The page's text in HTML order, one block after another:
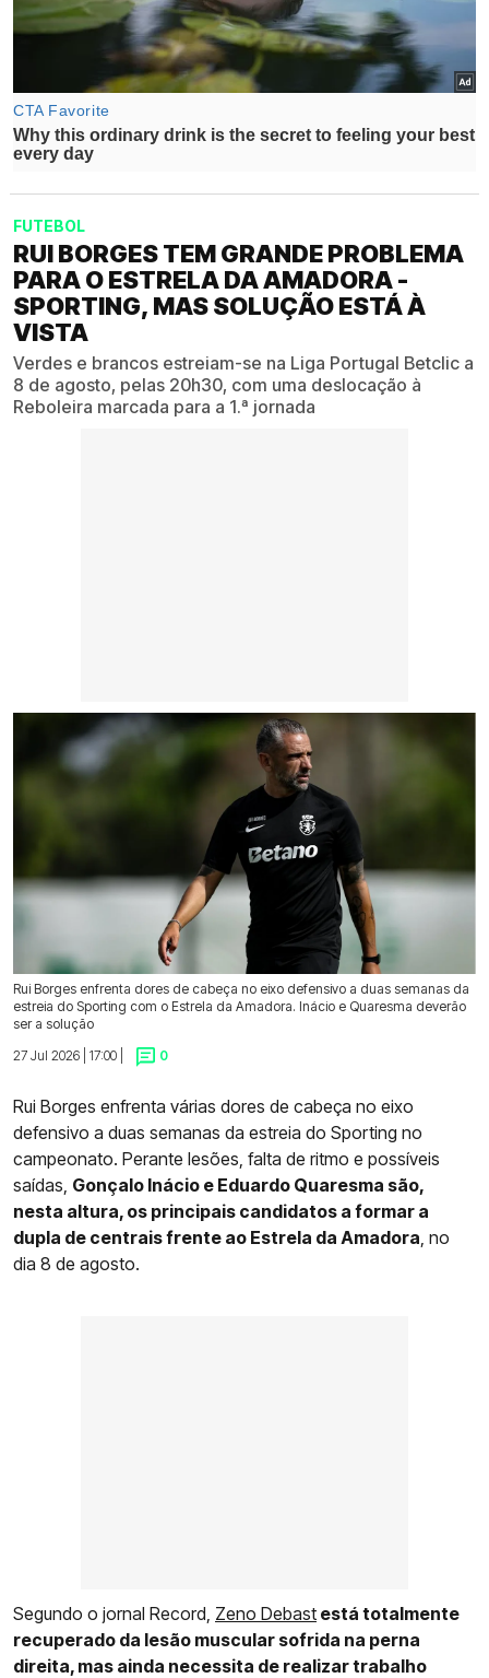
FUTEBOL
RUI BORGES TEM GRANDE PROBLEMA
PARA O ESTRELA DA AMADORA -
SPORTING, MAS SOLUÇÃO ESTÁ À
VISTA
Verdes e brancos estreiam-se na Liga Portugal Betclic a
8 de agosto, pelas 20h30, com uma deslocação à
Reboleira marcada para a 1.ª jornada
Rui Borges enfrenta dores de cabeça no eixo defensivo a duas semanas da
estreia do Sporting com o Estrela da Amadora. Inácio e Quaresma deverão
ser a solução
27 Jul 2026 | 17:00 |
0
Rui Borges enfrenta várias dores de cabeça no eixo
defensivo a duas semanas da estreia do Sporting no
campeonato. Perante lesões, falta de ritmo e possíveis
saídas, Gonçalo Inácio e Eduardo Quaresma são,
nesta altura, os principais candidatos a formar a
dupla de centrais frente ao Estrela da Amadora , no
dia 8 de agosto.
Segundo o jornal Record, Zeno Debast está totalmente
recuperado da lesão muscular sofrida na perna
direita, mas ainda necessita de realizar trabalho